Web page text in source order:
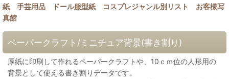
紙
手芸用品 ドール服型紙 コスプレジャンル別リスト
お客様写
真館
ペーパークラフト/ミニチュア背景(書き割り)
厚紙に印刷して作れるペーパークラフトや、10ｃｍ位の人形用の
背景として使える書き割りデータです。